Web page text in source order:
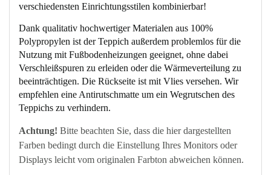
verschiedensten Einrichtungsstilen kombinierbar!
Dank qualitativ hochwertiger Materialen aus 100%
Polypropylen ist der Teppich außerdem problemlos für die
Nutzung mit Fußbodenheizungen geeignet, ohne dabei
Verschleißspuren zu erleiden oder die Wärmeverteilung zu
beeinträchtigen. Die Rückseite ist mit Vlies versehen. Wir
empfehlen eine Antirutschmatte um ein Wegrutschen des
Teppichs zu verhindern.
Achtung! Bitte beachten Sie, dass die hier dargestellten
Farben bedingt durch die Einstellung Ihres Monitors oder
Displays leicht vom originalen Farbton abweichen können.